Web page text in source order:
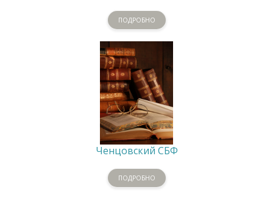
ПОДРОБНО
Ченцовский СБФ
ПОДРОБНО